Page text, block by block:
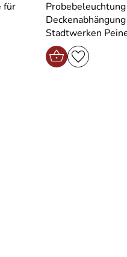
für
Stadtwerken